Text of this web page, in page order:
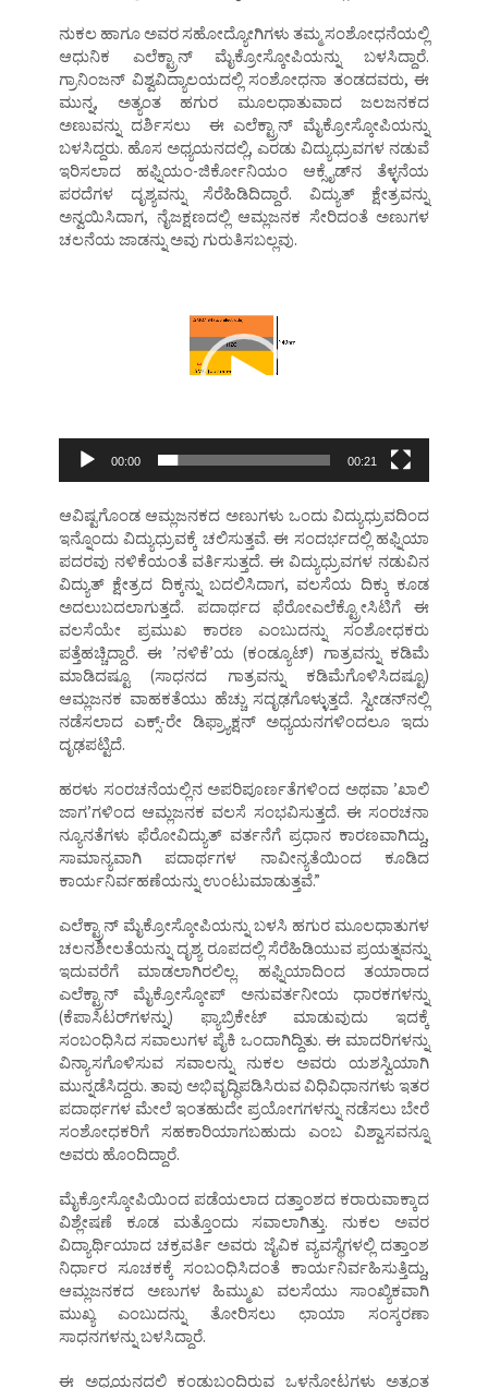
ನುಕಲ ಹಾಗೂ ಅವರ ಸಹೋದ್ಯೋಗಿಗಳು ತಮ್ಮ ಸಂಶೋಧನೆಯಲ್ಲಿ
ಆಧುನಿಕ ಎಲೆಕ್ಟ್ರಾನ್‌ ಮೈಕ್ರೋಸ್ಕೋಪಿಯನ್ನು ಬಳಸಿದ್ದಾರೆ.
ಗ್ರಾನಿಂಜನ್‌ ವಿಶ್ವವಿದ್ಯಾಲಯದಲ್ಲಿ ಸಂಶೋಧನಾ ತಂಡದವರು, ಈ
ಮುನ್ನ, ಅತ್ಯಂತ ಹಗುರ ಮೂಲಧಾತುವಾದ ಜಲಜನಕದ
ಅಣುವನ್ನು ದರ್ಶಿಸಲು ಈ ಎಲೆಕ್ಟ್ರಾನ್‌ ಮೈಕ್ರೋಸ್ಕೋಪಿಯನ್ನು
ಬಳಸಿದ್ದರು. ಹೊಸ ಅಧ್ಯಯನದಲ್ಲಿ, ಎರಡು ವಿದ್ಯುಧ್ರುವಗಳ ನಡುವೆ
ಇರಿಸಲಾದ ಹಫ್ನಿಯಂ-ಜಿರ್ಕೋನಿಯಂ ಆಕ್ಸೈಡ್‌ನ ತೆಳ್ಳನೆಯ
ಪರದೆಗಳ ದೃಶ್ಯವನ್ನು ಸೆರೆಹಿಡಿದಿದ್ದಾರೆ. ವಿದ್ಯುತ್‌ ಕ್ಷೇತ್ರವನ್ನು
ಅನ್ವಯಿಸಿದಾಗ, ನೈಜಕ್ಷಣದಲ್ಲಿ ಆಮ್ಲಜನಕ ಸೇರಿದಂತೆ ಅಣುಗಳ
ಚಲನೆಯ ಜಾಡನ್ನು ಅವು ಗುರುತಿಸಬಲ್ಲವು.
00:00 00:21
ಆವಿಷ್ಟಗೊಂಡ ಆಮ್ಲಜನಕದ ಅಣುಗಳು ಒಂದು ವಿದ್ಯುಧ್ರುವದಿಂದ
ಇನ್ನೊಂದು ವಿದ್ಯುಧ್ರುವಕ್ಕೆ ಚಲಿಸುತ್ತವೆ. ಈ ಸಂದರ್ಭದಲ್ಲಿ ಹಫ್ನಿಯಾ
ಪದರವು ನಳಿಕೆಯಂತೆ ವರ್ತಿಸುತ್ತದೆ. ಈ ವಿದ್ಯುಧ್ರುವಗಳ ನಡುವಿನ
ವಿದ್ಯುತ್‌ ಕ್ಷೇತ್ರದ ದಿಕ್ಕನ್ನು ಬದಲಿಸಿದಾಗ, ವಲಸೆಯ ದಿಕ್ಕು ಕೂಡ
ಅದಲುಬದಲಾಗುತ್ತದೆ. ಪದಾರ್ಥದ ಫೆರೋಎಲೆಕ್ಟ್ರೋಸಿಟಿಗೆ ಈ
ವಲಸೆಯೇ ಪ್ರಮುಖ ಕಾರಣ ಎಂಬುದನ್ನು ಸಂಶೋಧಕರು
ಪತ್ತೆಹಚ್ಚಿದ್ದಾರೆ. ಈ ʼನಳಿಕೆʼಯ (ಕಂಡ್ಯೂಟ್‌) ಗಾತ್ರವನ್ನು ಕಡಿಮೆ
ಮಾಡಿದಷ್ಟೂ (ಸಾಧನದ ಗಾತ್ರವನ್ನು ಕಡಿಮೆಗೊಳಿಸಿದಷ್ಟೂ)
ಆಮ್ಲಜನಕ ವಾಹಕತೆಯು ಹೆಚ್ಚು ಸದೃಢಗೊಳ್ಳುತ್ತದೆ. ಸ್ವೀಡನ್‌ನಲ್ಲಿ
ನಡೆಸಲಾದ ಎಕ್ಸ್‌-ರೇ ಡಿಫ್ರ್ಯಾಕ್ಷನ್‌ ಅಧ್ಯಯನಗಳಿಂದಲೂ ಇದು
ದೃಢಪಟ್ಟಿದೆ.
ಹರಳು ಸಂರಚನೆಯಲ್ಲಿನ ಅಪರಿಪೂರ್ಣತೆಗಳಿಂದ ಅಥವಾ ʼಖಾಲಿ
ಜಾಗʼಗಳಿಂದ ಆಮ್ಲಜನಕ ವಲಸೆ ಸಂಭವಿಸುತ್ತದೆ. ಈ ಸಂರಚನಾ
ನ್ಯೂನತೆಗಳು ಫೆರೋವಿದ್ಯುತ್‌ ವರ್ತನೆಗೆ ಪ್ರಧಾನ ಕಾರಣವಾಗಿದ್ದು,
ಸಾಮಾನ್ಯವಾಗಿ ಪದಾರ್ಥಗಳ ನಾವೀನ್ಯತೆಯಿಂದ ಕೂಡಿದ
ಕಾರ್ಯನಿರ್ವಹಣೆಯನ್ನು ಉಂಟುಮಾಡುತ್ತವೆ.”
ಎಲೆಕ್ಟ್ರಾನ್‌ ಮೈಕ್ರೋಸ್ಕೋಪಿಯನ್ನು ಬಳಸಿ ಹಗುರ ಮೂಲಧಾತುಗಳ
ಚಲನಶೀಲತೆಯನ್ನು ದೃಶ್ಯ ರೂಪದಲ್ಲಿ ಸೆರೆಹಿಡಿಯುವ ಪ್ರಯತ್ನವನ್ನು
ಇದುವರೆಗೆ ಮಾಡಲಾಗಿರಲಿಲ್ಲ. ಹಫ್ನಿಯಾದಿಂದ ತಯಾರಾದ
ಎಲೆಕ್ಟ್ರಾನ್‌ ಮೈಕ್ರೋಸ್ಕೋಪ್‌ ಅನುವರ್ತನೀಯ ಧಾರಕಗಳನ್ನು
(ಕೆಪಾಸಿಟರ್‌ಗಳನ್ನು) ಫ್ಯಾಬ್ರಿಕೇಟ್‌ ಮಾಡುವುದು ಇದಕ್ಕೆ
ಸಂಬಂಧಿಸಿದ ಸವಾಲುಗಳ ಪೈಕಿ ಒಂದಾಗಿದ್ದಿತು. ಈ ಮಾದರಿಗಳನ್ನು
ವಿನ್ಯಾಸಗೊಳಿಸುವ ಸವಾಲನ್ನು ನುಕಲ ಅವರು ಯಶಸ್ವಿಯಾಗಿ
ಮುನ್ನಡೆಸಿದ್ದರು. ತಾವು ಅಭಿವೃದ್ಧಿಪಡಿಸಿರುವ ವಿಧಿವಿಧಾನಗಳು ಇತರ
ಪದಾರ್ಥಗಳ ಮೇಲೆ ಇಂತಹುದೇ ಪ್ರಯೋಗಗಳನ್ನು ನಡೆಸಲು ಬೇರೆ
ಸಂಶೋಧಕರಿಗೆ ಸಹಕಾರಿಯಾಗಬಹುದು ಎಂಬ ವಿಶ್ವಾಸವನ್ನೂ
ಅವರು ಹೊಂದಿದ್ದಾರೆ.
ಮೈಕ್ರೋಸ್ಕೋಪಿಯಿಂದ ಪಡೆಯಲಾದ ದತ್ತಾಂಶದ ಕರಾರುವಾಕ್ಕಾದ
ವಿಶ್ಲೇಷಣೆ ಕೂಡ ಮತ್ತೊಂದು ಸವಾಲಾಗಿತ್ತು. ನುಕಲ ಅವರ
ವಿದ್ಯಾರ್ಥಿಯಾದ ಚಕ್ರವರ್ತಿ ಅವರು ಜೈವಿಕ ವ್ಯವಸ್ಥೆಗಳಲ್ಲಿ ದತ್ತಾಂಶ
ನಿರ್ಧಾರ ಸೂಚಕಕ್ಕೆ ಸಂಬಂಧಿಸಿದಂತೆ ಕಾರ್ಯನಿರ್ವಹಿಸುತ್ತಿದ್ದು,
ಆಮ್ಲಜನಕದ ಅಣುಗಳ ಹಿಮ್ಮುಖ ವಲಸೆಯು ಸಾಂಖ್ಯಿಕವಾಗಿ
ಮುಖ್ಯ ಎಂಬುದನ್ನು ತೋರಿಸಲು ಛಾಯಾ ಸಂಸ್ಕರಣಾ
ಸಾಧನಗಳನ್ನು ಬಳಸಿದ್ದಾರೆ.
ಈ ಅಧ್ಯಯನದಲ್ಲಿ ಕಂಡುಬಂದಿರುವ ಒಳನೋಟಗಳು ಅತ್ಯಂತ